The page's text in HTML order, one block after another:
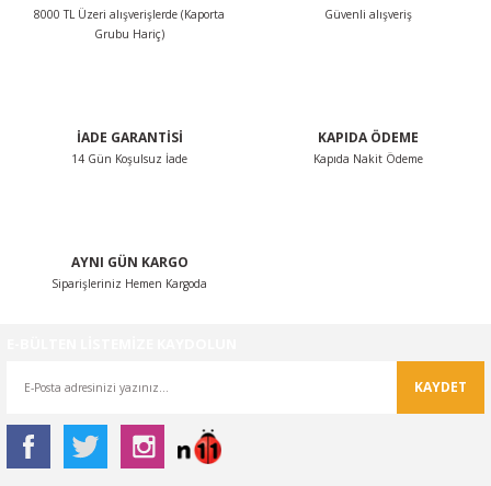
Ürün bilgilerinde hatalar bulunuyor.
8000 TL Üzeri alışverişlerde (Kaporta
Grubu Hariç)
Güvenli alışveriş
İADE GARANTİSİ
14 Gün Koşulsuz İade
KAPIDA ÖDEME
Kapıda Nakit Ödeme
AYNI GÜN KARGO
Siparişleriniz Hemen Kargoda
KAYDET